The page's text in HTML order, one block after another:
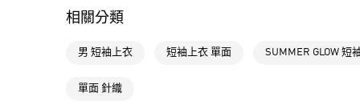
相關分類
男 短袖上衣 短袖上衣 單面 SUMMER GLOW 短
單面 針織